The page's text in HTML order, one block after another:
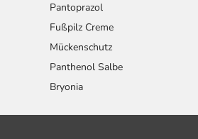
Pantoprazol
Fußpilz Creme
Mückenschutz
Panthenol Salbe
Bryonia